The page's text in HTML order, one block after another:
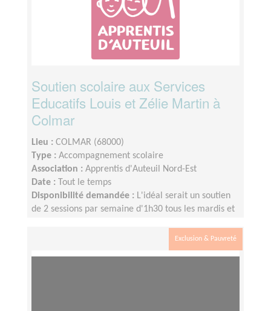
Soutien scolaire aux Services
Educatifs Louis et Zélie Martin à
Colmar
Lieu : COLMAR (68000)
Type : Accompagnement scolaire
Association : Apprentis d'Auteuil Nord-Est
Date :
Tout le temps
Disponibilité demandée : L'idéal serait un soutien
de 2 sessions par semaine d'1h30 tous les mardis et
Exclusion & Pauvreté